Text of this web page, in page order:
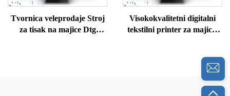
Tvornica veleprodaje Stroj
za tisak na majice Dtg
Visokokvalitetni digitalni
tekstilni printer za majice,
majice A3 formata